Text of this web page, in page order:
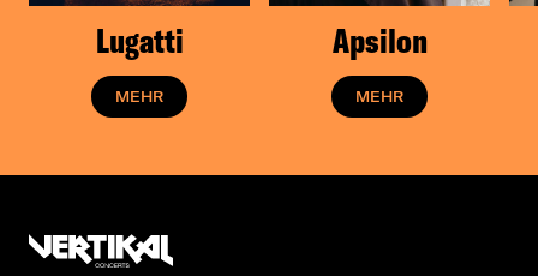
Lugatti
MEHR
Apsilon
MEHR